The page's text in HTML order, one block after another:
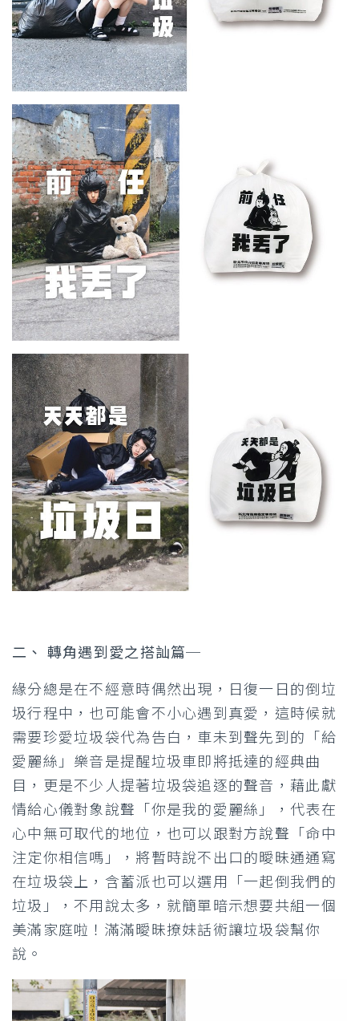
二、 轉角遇到愛之搭訕篇─
緣分總是在不經意時偶然出現，日復一日的倒垃
圾行程中，也可能會不小心遇到真愛，這時候就
需要珍愛垃圾袋代為告白，車未到聲先到的「給
愛麗絲」樂音是提醒垃圾車即將抵達的經典曲
目，更是不少人提著垃圾袋追逐的聲音，藉此獻
情給心儀對象說聲「你是我的愛麗絲」，代表在
心中無可取代的地位，也可以跟對方說聲「命中
注定你相信嗎」，將暫時說不出口的曖昧通通寫
在垃圾袋上，含蓄派也可以選用「一起倒我們的
垃圾」，不用說太多，就簡單暗示想要共組一個
美滿家庭啦！滿滿曖昧撩妹話術讓垃圾袋幫你
說。